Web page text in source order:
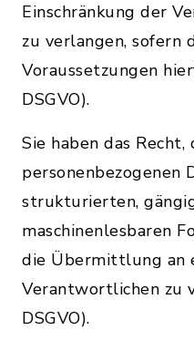
Einschränkung der
zu verlangen, sofern
Voraussetzungen
DSGVO).
Sie haben das
personenbezogenen
strukturierten,
maschinenlesbaren
die Übermittlung an
Verantwortlichen zu
DSGVO).